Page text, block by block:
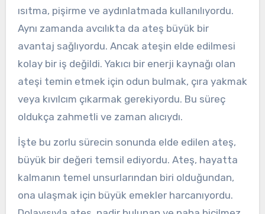
ısıtma, pişirme ve aydınlatmada kullanılıyordu.
Aynı zamanda avcılıkta da ateş büyük bir
avantaj sağlıyordu. Ancak ateşin elde edilmesi
kolay bir iş değildi. Yakıcı bir enerji kaynağı olan
ateşi temin etmek için odun bulmak, çıra yakmak
veya kıvılcım çıkarmak gerekiyordu. Bu süreç
oldukça zahmetli ve zaman alıcıydı.
İşte bu zorlu sürecin sonunda elde edilen ateş,
büyük bir değeri temsil ediyordu. Ateş, hayatta
kalmanın temel unsurlarından biri olduğundan,
ona ulaşmak için büyük emekler harcanıyordu.